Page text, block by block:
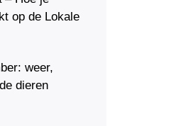
op de Lokale
weer,
dieren